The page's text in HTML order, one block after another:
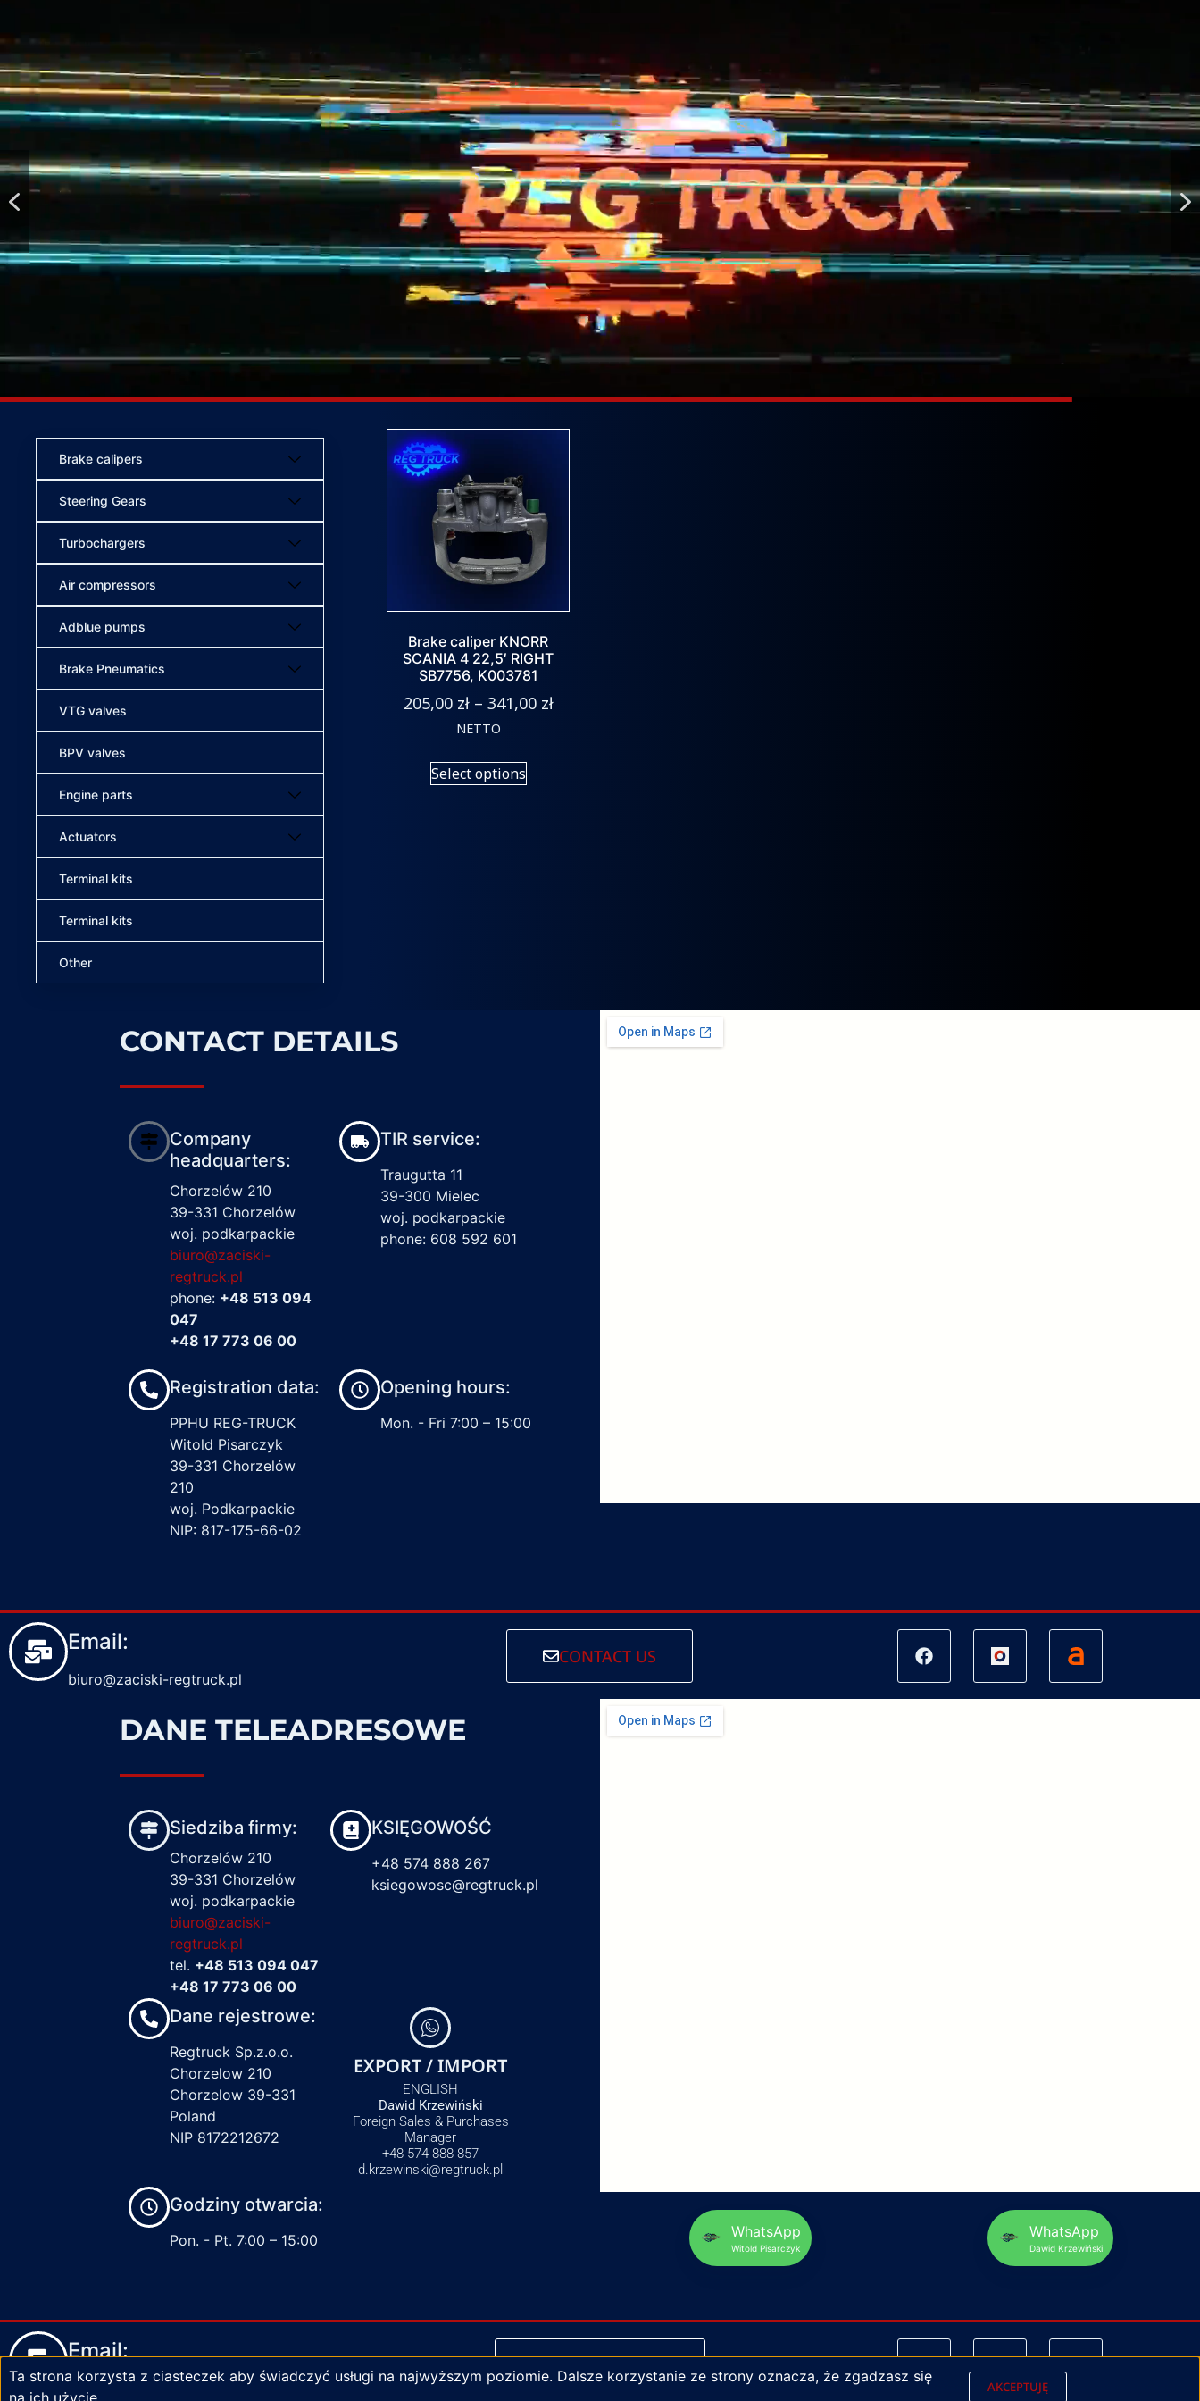
Brake calipers
Steering Gears
Turbochargers
Air compressors
Adblue pumps
Brake Pneumatics
VTG valves
BPV valves
Engine parts
Actuators
Terminal kits
Terminal kits
Other
Brake caliper KNORR
SCANIA 4 22,5′ RIGHT
SB7756, K003781
205,00 zł – 341,00 zł
NETTO
Select options
CONTACT DETAILS
Company
headquarters:
Chorzelów 210
39-331 Chorzelów
woj. podkarpackie
biuro@zaciski-
regtruck.pl
phone: +48 513 094
047
+48 17 773 06 00
TIR service:
Traugutta 11
39-300 Mielec
woj. podkarpackie
phone: 608 592 601
Registration data:
PPHU REG-TRUCK
Witold Pisarczyk
39-331 Chorzelów
210
woj. Podkarpackie
NIP: 817-175-66-02
Opening hours:
Mon. - Fri 7:00 – 15:00
Email:
biuro@zaciski-regtruck.pl
CONTACT US
DANE TELEADRESOWE
Siedziba firmy:
Chorzelów 210
39-331 Chorzelów
woj. podkarpackie
biuro@zaciski-
regtruck.pl
tel. +48 513 094 047
+48 17 773 06 00
KSIĘGOWOŚĆ
+48 574 888 267
ksiegowosc@regtruck.pl
Dane rejestrowe:
Regtruck Sp.z.o.o.
Chorzelow 210
Chorzelow 39-331
Poland
NIP 8172212672
EXPORT / IMPORT
ENGLISH
Dawid Krzewiński
Foreign Sales & Purchases
Manager
+48 574 888 857
d.krzewinski@regtruck.pl
Godziny otwarcia:
Pon. - Pt. 7:00 – 15:00
WhatsApp
Witold Pisarczyk
WhatsApp
Dawid Krzewiński
Email:
biuro@zaciski-regtruck.pl
NAPISZ DO NAS
Ta strona korzysta z ciasteczek aby świadczyć usługi na najwyższym poziomie. Dalsze korzystanie ze strony oznacza, że zgadzasz się
na ich użycie
AKCEPTUJĘ